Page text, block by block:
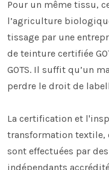
Pour un même tissu,
l’agriculture
tissage par une
de teinture certifiée
GOTS. Il suffit qu’un
perdre le droit de
La certification et
transformation textile,
sont effectuées par
indépendants